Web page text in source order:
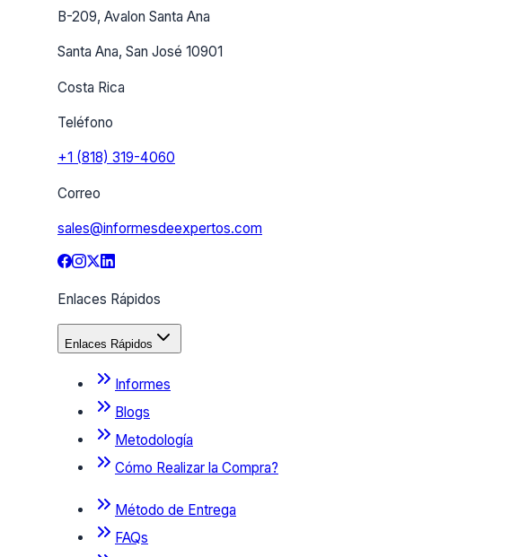
B-209, Avalon Santa Ana
Santa Ana, San José 10901
Costa Rica
Teléfono
+1 (818) 319-4060
Correo
sales@informesdeexpertos.com
Enlaces Rápidos
Enlaces Rápidos
Informes
Blogs
Metodología
Cómo Realizar la Compra?
Método de Entrega
FAQs